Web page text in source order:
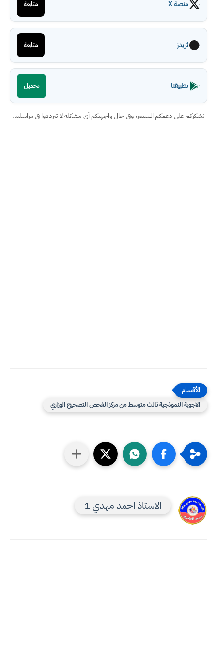
منصة X متابعة
ثريدز متابعة
تطبيقنا تحميل
نشكركم على دعمكم المستمر، وفي حال واجهتكم أي مشكلة لا تترددوا في مراسلتنا.
الاجوبة النموذجية ثالث متوسط من مركز الفحص التصحيح الوزاري
الاستاذ احمد مهدي 1